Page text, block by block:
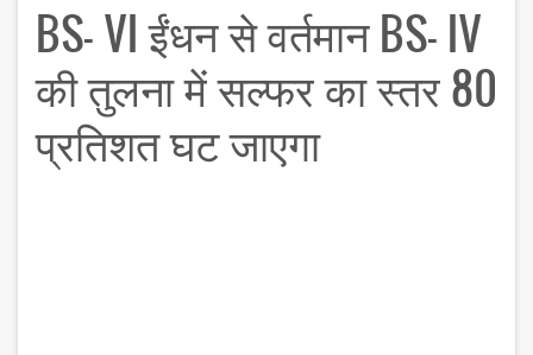
BS- VI ईंधन से वर्तमान BS- IV
की तुलना में सल्फर का स्तर 80
प्रतिशत घट जाएगा